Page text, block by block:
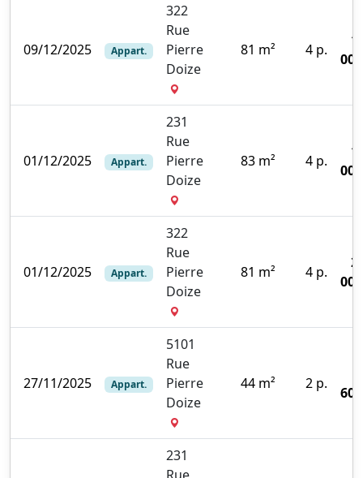
09/12/2025 Appart.
322
Rue
Pierre
Doize
81 m² 4 p.
01/12/2025 Appart.
231
Rue
Pierre
Doize
83 m² 4 p.
01/12/2025 Appart.
322
Rue
Pierre
Doize
81 m² 4 p.
27/11/2025 Appart.
5101
Rue
Pierre
Doize
44 m² 2 p.
231